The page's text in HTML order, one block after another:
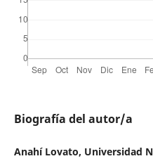
Biografía del autor/a
Anahí Lovato, Universidad